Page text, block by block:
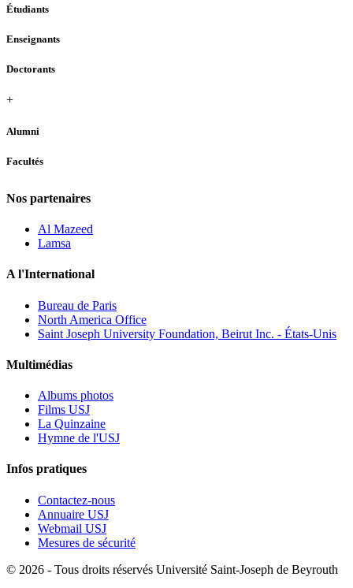
Étudiants
Enseignants
Doctorants
+
Alumni
Facultés
Nos partenaires
Al Mazeed
Lamsa
A l'International
Bureau de Paris
North America Office
Saint Joseph University Foundation, Beirut Inc. - États-Unis
Multimédias
Albums photos
Films USJ
La Quinzaine
Hymne de l'USJ
Infos pratiques
Contactez-nous
Annuaire USJ
Webmail USJ
Mesures de sécurité
© 2026 - Tous droits réservés Université Saint-Joseph de Beyrouth